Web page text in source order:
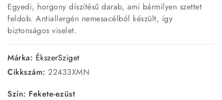
Egyedi, horgony díszítésű darab, ami bármilyen szettet
feldob. Antiallergén nemesacélból készült, így
biztonságos viselet.
Márka: ÉkszerSziget
Cikkszám: 22433XMN
Szín: Fekete-ezüst